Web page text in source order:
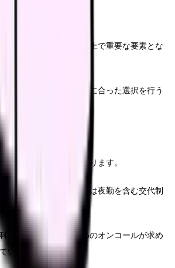
のバランスを踏まえた上で重要な要素とな
自分のライフスタイルに合った選択を行う
への影響
トの特徴は大きく異なります。
な勤務となり、病棟では夜勤を含む交代制
では、緊急対応のためのオンコールが求め
います。